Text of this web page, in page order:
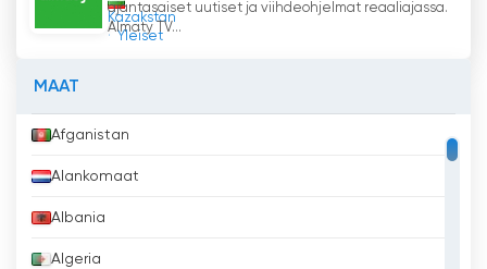
Kazakstan
Yleiset
ajantasaiset uutiset ja viihdeohjelmat reaaliajassa.
Almaty TV...
MAAT
Afganistan
Alankomaat
Albania
Algeria